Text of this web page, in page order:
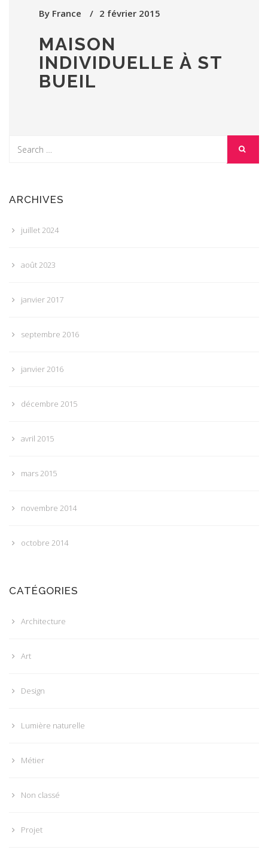
By France 2 février 2015
MAISON
INDIVIDUELLE À ST
BUEIL
ARCHIVES
juillet 2024
août 2023
janvier 2017
septembre 2016
janvier 2016
décembre 2015
avril 2015
mars 2015
novembre 2014
octobre 2014
CATÉGORIES
Architecture
Art
Design
Lumière naturelle
Métier
Non classé
Projet